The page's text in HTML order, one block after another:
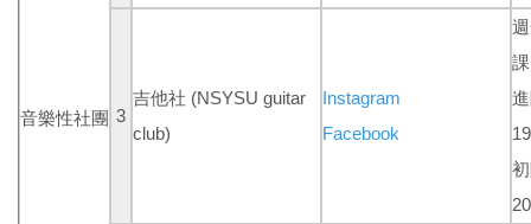
音樂性社團 3
吉他社 (NSYSU guitar
club)
Instagram
Facebook
課